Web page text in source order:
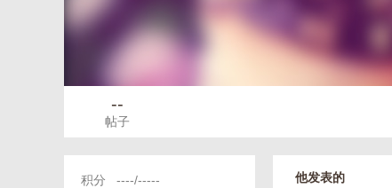
--
帖子
积分 ----/----- 他发表的